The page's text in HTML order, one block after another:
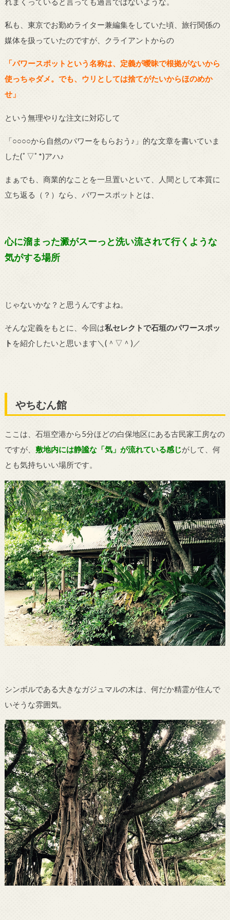
私も、東京でお勤めライター兼編集をしていた頃、旅行関係の
媒体を扱っていたのですが、クライアントからの
「パワースポットという名称は、定義が曖昧で根拠がないから
使っちゃダメ。でも、ウリとしては捨てがたいからほのめか
せ」
という無理やりな注文に対応して
「○○○○から自然のパワーをもらおう♪」的な文章を書いていま
した(ﾟ▽ﾟ *)アハ♪
まぁでも、商業的なことを一旦置いといて、人間として本質に
立ち返る（？）なら、パワースポットとは、
心に溜まった澱がスーっと洗い流されて行くような
気がする場所
じゃないかな？と思うんですよね。
そんな定義をもとに、今回は私セレクトで石垣のパワースポッ
ト を紹介したいと思います＼(＾▽＾)／
やちむん館
ここは、石垣空港から5分ほどの白保地区にある古民家工房なの
ですが、 敷地内には静謐な「気」が流れている感じがして、何
とも気持ちいい場所です。
シンボルである大きなガジュマルの木は、何だか精霊が住んで
いそうな雰囲気。